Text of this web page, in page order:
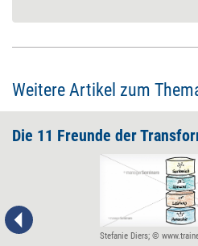
Weitere Artikel zum
Die 11 Freunde der
Stefanie Diers; ©